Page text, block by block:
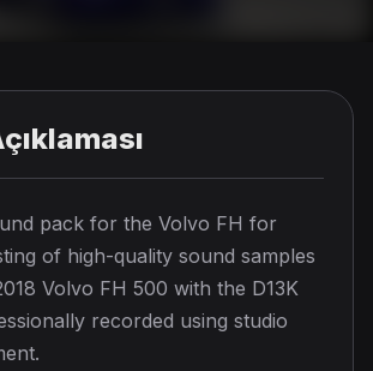
pack for the Volvo FH for
of high-quality sound samples
Volvo FH 500 with the D13K
recorded using studio